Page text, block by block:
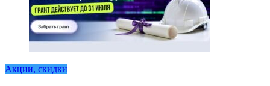
Акции, скидки